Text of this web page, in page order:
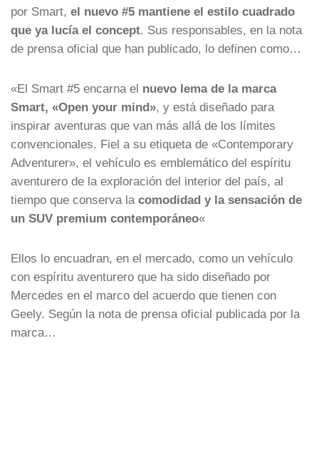
por Smart, el nuevo #5 mantiene el estilo cuadrado
que ya lucía el concept. Sus responsables, en la nota
de prensa oficial que han publicado, lo definen como…
«El Smart #5 encarna el nuevo lema de la marca
Smart, «Open your mind», y está diseñado para
inspirar aventuras que van más allá de los límites
convencionales. Fiel a su etiqueta de «Contemporary
Adventurer», el vehículo es emblemático del espíritu
aventurero de la exploración del interior del país, al
tiempo que conserva la comodidad y la sensación de
un SUV premium contemporáneo«
Ellos lo encuadran, en el mercado, como un vehículo
con espíritu aventurero que ha sido diseñado por
Mercedes en el marco del acuerdo que tienen con
Geely. Según la nota de prensa oficial publicada por la
marca…